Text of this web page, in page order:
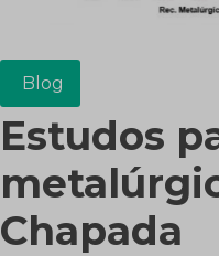
Blog
Estudos
Chapada